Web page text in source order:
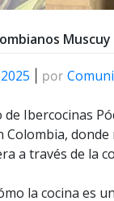
Muscuy
por
Ibercocinas
Colombia,
a través de la
la cocina es